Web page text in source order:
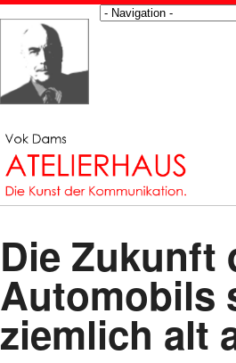
Die Zukunft
Automobils
ziemlich alt